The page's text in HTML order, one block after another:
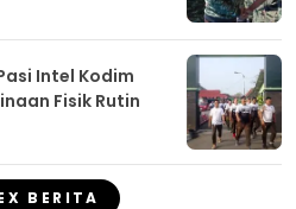
Intel Kodim
Fisik Rutin
BERITA